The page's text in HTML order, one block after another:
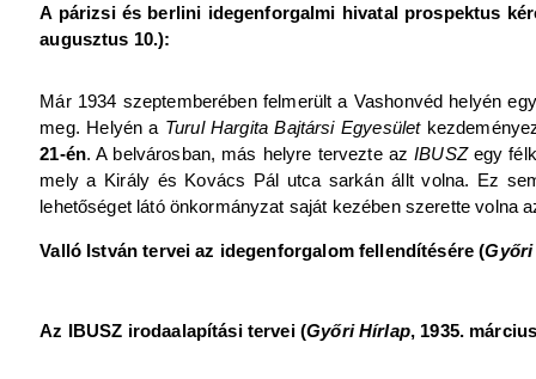
A párizsi és berlini idegenforgalmi hivatal prospektus
augusztus 10.):
Már 1934 szeptemberében felmerült a Vashonvéd helyén
meg. Helyén a Turul Hargita Bajtársi Egyesület
21-én. A belvárosban, más helyre tervezte azIBUSZegy
mely a Király és Kovács Pál utca sarkán állt volna. Ez
lehetőséget látó önkormányzat saját kezében szerette volna
Valló István tervei az idegenforgalom fellendítésére (
Az IBUSZ irodaalapítási tervei (Győri Hírlap, 1935.